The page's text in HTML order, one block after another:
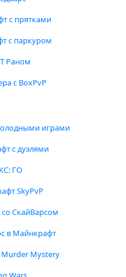
с прятками
с паркуром
Раном
с BoxPvP
играми
с дуэлями
ГО
SkyPvP
СкайВарсом
в Майнкрафт
Mystery